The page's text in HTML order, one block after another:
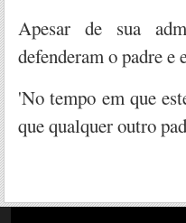
Apesar de sua
defenderam o padre e
'No tempo em que
que qualquer outro